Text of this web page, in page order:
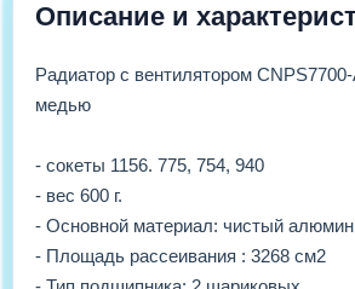
Описание и
Радиатор с вентилятором
медью
- сокеты 1156. 775, 754, 940
- вес 600 г.
- Основной материал: чистый
- Площадь рассеивания : 3268 см2